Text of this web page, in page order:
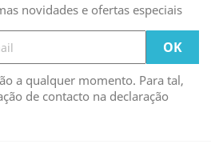
novidades e ofertas especiais
a qualquer momento. Para tal,
de contacto na declaração